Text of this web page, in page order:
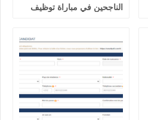
الناجحين في مباراة توظيف